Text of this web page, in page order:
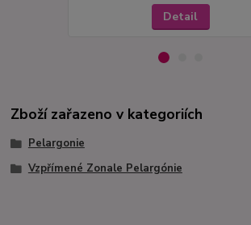
Detail
Zboží zařazeno v kategoriích
Pelargonie
Vzpřímené Zonale Pelargónie